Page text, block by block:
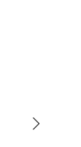
Avanti